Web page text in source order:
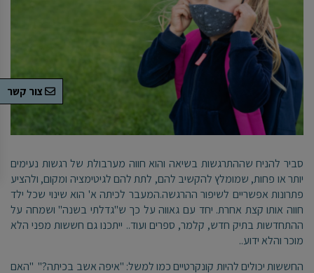
סביר להניח שההתרגשות בשיאה והוא חווה מערבולת של רגשות נעימים
יותר או פחות, שמומלץ להקשיב להם, לתת להם לגיטימציה ומקום, ולהציע
פתרונות אפשריים לשיפור ההרגשה.המעבר לכיתה א' הוא שינוי שכל ילד
חווה אותו קצת אחרת. יחד עם גאווה על כך ש"גדלתי בשנה" ושמחה על
ההתחדשות בתיק חדש, קלמר, ספרים ועוד.. ייתכנו גם חששות מפני הלא
מוכר והלא ידוע..
החששות יכולים להיות קונקרטיים כמו למשל: "איפה אשב בכיתה?" "האם
צור קשר